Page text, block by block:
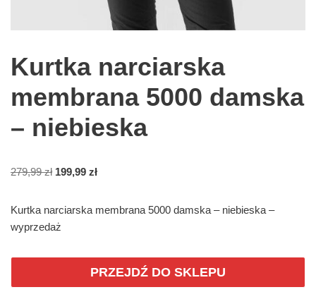
Kurtka narciarska
membrana 5000 damska
– niebieska
279,99zł 199,99 zł
Kurtka narciarska membrana 5000 damska – niebieska –
wyprzedaż
PRZEJDŹ DO SKLEPU